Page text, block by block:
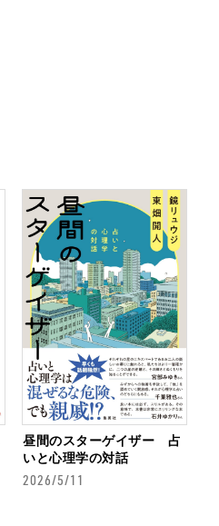
昼間のスターゲイザー 占
いと心理学の対話
2026/5/11